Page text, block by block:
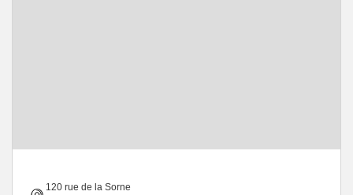
120 rue de la Sorne